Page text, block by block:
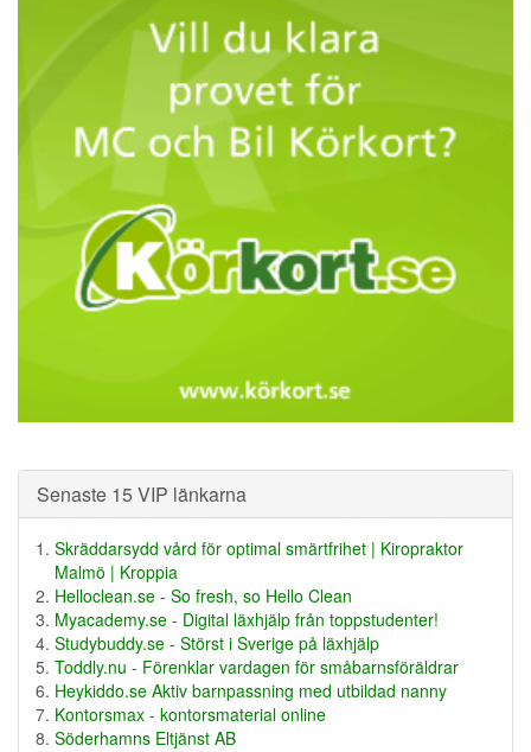
Senaste 15 VIP länkarna
Skräddarsydd vård för optimal smärtfrihet | Kiropraktor
Malmö | Kroppia
Helloclean.se - So fresh, so Hello Clean
Myacademy.se - Digital läxhjälp från toppstudenter!
Studybuddy.se - Störst i Sverige på läxhjälp
Toddly.nu - Förenklar vardagen för småbarnsföräldrar
Heykiddo.se Aktiv barnpassning med utbildad nanny
Kontorsmax - kontorsmaterial online
Söderhamns Eltjänst AB